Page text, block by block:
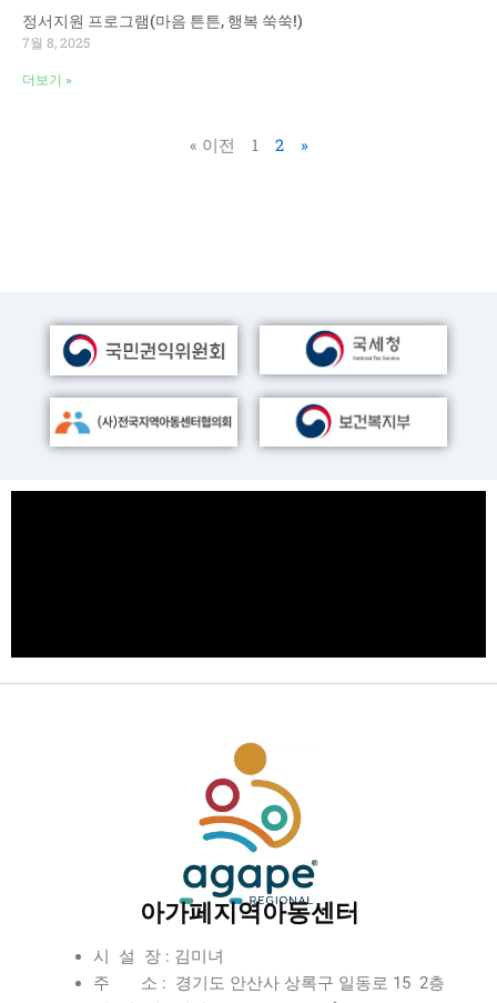
정서지원 프로그램(마음 튼튼, 행복 쑥쑥!)
7월 8, 2025
더보기 »
« 이전 1 2 »
아가페지역아동센터
시 설 장 : 김미녀
주 소 : 경기도 안산사 상록구 일동로 15 2층